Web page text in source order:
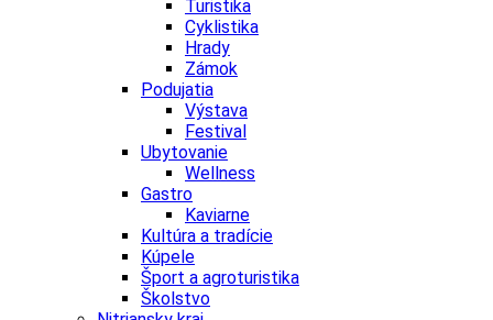
Turistika
Cyklistika
Hrady
Zámok
Podujatia
Výstava
Festival
Ubytovanie
Wellness
Gastro
Kaviarne
Kultúra a tradície
Kúpele
Šport a agroturistika
Školstvo